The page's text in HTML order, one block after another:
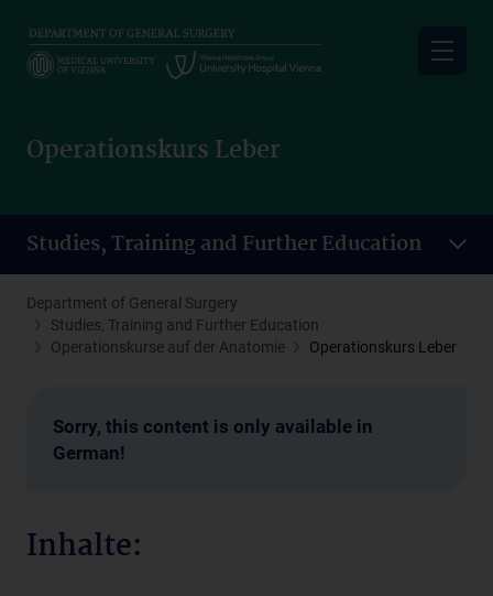
main
Operationskurs Leber
Studies, Training and Further Education
Department of General Surgery
Studies, Training and Further Education
Operationskurse auf der Anatomie
Operationskurs Leber
Sorry, this content is only available in
German!
Inhalte: